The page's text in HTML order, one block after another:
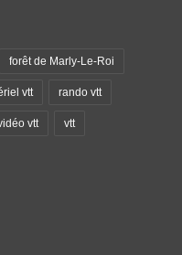
forêt de Marly-Le-Roi
vtt rando vtt
vtt vtt